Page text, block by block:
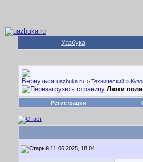
Уазбука
uazbuka.ru > Технический >
Люки
Регистрация
11.06.2025, 18:04